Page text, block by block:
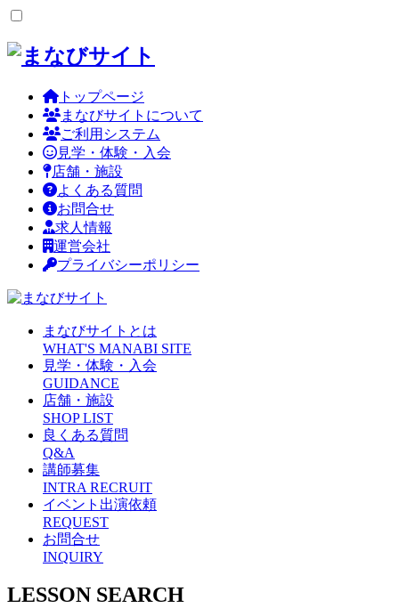
トップページ
まなびサイトについて
ご利用システム
見学・体験・入会
店舗・施設
よくある質問
お問合せ
求人情報
運営会社
プライバシーポリシー
まなびサイトとは
WHAT'S MANABI SITE
見学・体験・入会
GUIDANCE
店舗・施設
SHOP LIST
良くある質問
Q&A
講師募集
INTRA RECRUIT
イベント出演依頼
REQUEST
お問合せ
INQUIRY
LESSON SEARCH